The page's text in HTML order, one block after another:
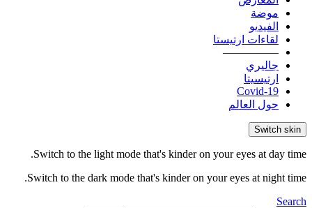
موضة
الفيديو
لقاءات ارتيستا
—————
جاليري
ارتيسيتا
Covid-19
حول العالم
Switch skin
Switch to the light mode that's kinder on your eyes at day time.
Switch to the dark mode that's kinder on your eyes at night time.
Search